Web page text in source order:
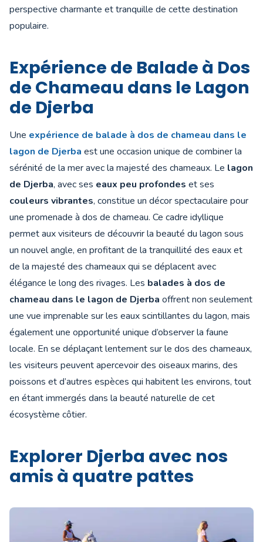
perspective charmante et tranquille de cette destination
populaire.
Expérience de Balade à Dos
de Chameau dans le Lagon
de Djerba
Une expérience de balade à dos de chameau dans le
lagon de Djerba est une occasion unique de combiner la
sérénité de la mer avec la majesté des chameaux. Le lagon
de Djerba, avec ses eaux peu profondes et ses
couleurs vibrantes, constitue un décor spectaculaire pour
une promenade à dos de chameau. Ce cadre idyllique
permet aux visiteurs de découvrir la beauté du lagon sous
un nouvel angle, en profitant de la tranquillité des eaux et
de la majesté des chameaux qui se déplacent avec
élégance le long des rivages. Les balades à dos de
chameau dans le lagon de Djerba offrent non seulement
une vue imprenable sur les eaux scintillantes du lagon, mais
également une opportunité unique d’observer la faune
locale. En se déplaçant lentement sur le dos des chameaux,
les visiteurs peuvent apercevoir des oiseaux marins, des
poissons et d’autres espèces qui habitent les environs, tout
en étant immergés dans la beauté naturelle de cet
écosystème côtier.
Explorer Djerba avec nos
amis à quatre pattes